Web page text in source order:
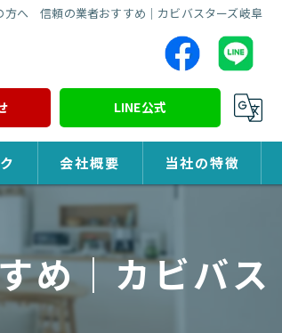
方へ 信頼の業者おすすめ｜カビバスターズ岐阜
LINE公式
会社概要 当社の特徴
除カビ
め｜カビバス